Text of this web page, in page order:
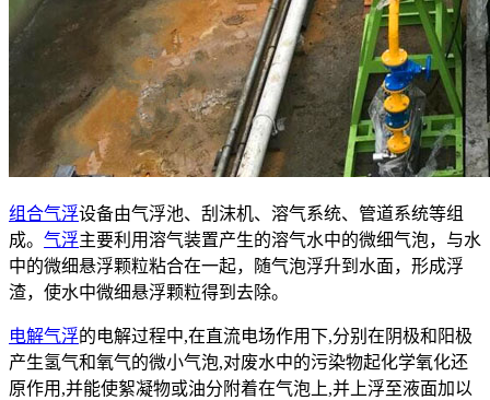
组合气浮设备由气浮池、刮沫机、溶气系统、管道系统等组
成。 气浮主要利用溶气装置产生的溶气水中的微细气泡，与水
中的微细悬浮颗粒粘合在一起，随气泡浮升到水面，形成浮
渣，使水中微细悬浮颗粒得到去除。
电解气浮的电解过程中,在直流电场作用下,分别在阴极和阳极
产生氢气和氧气的微小气泡,对废水中的污染物起化学氧化还
原作用,并能使絮凝物或油分附着在气泡上,并上浮至液面加以